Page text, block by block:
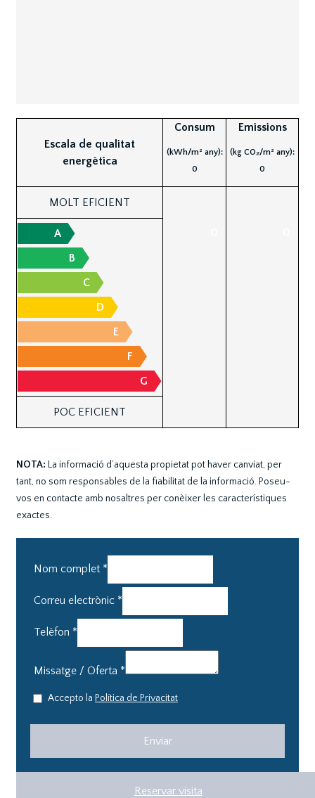
Escala de qualitat
energètica
Consum
(kWh/m² any):
0
Emissions
(kg CO₂/m² any):
0
MOLT EFICIENT
A
B
C
D
E
F
G
POC EFICIENT
NOTA: La informació d’aquesta propietat pot haver canviat, per
tant, no som responsables de la fiabilitat de la informació. Poseu-
vos en contacte amb nosaltres per conèixer les característiques
exactes.
Nom complet *
Correu electrònic *
Telèfon *
Missatge / Oferta *
Accepto la Política de Privacitat
Reservar visita